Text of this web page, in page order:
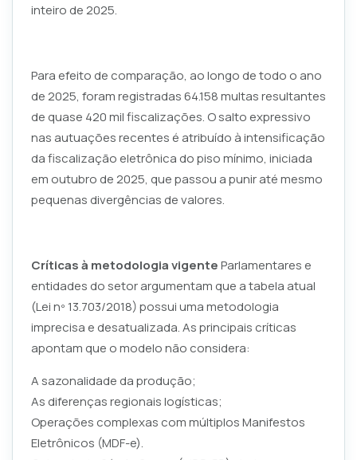
inteiro de 2025.
Para efeito de comparação, ao longo de todo o ano
de 2025, foram registradas 64.158 multas resultantes
de quase 420 mil fiscalizações. O salto expressivo
nas autuações recentes é atribuído à intensificação
da fiscalização eletrônica do piso mínimo, iniciada
em outubro de 2025, que passou a punir até mesmo
pequenas divergências de valores.
Críticas à metodologia vigenteParlamentares e
entidades do setor argumentam que a tabela atual
(Lei nº 13.703/2018) possui uma metodologia
imprecisa e desatualizada. As principais críticas
apontam que o modelo não considera:
A sazonalidade da produção;
As diferenças regionais logísticas;
Operações complexas com múltiplos Manifestos
Eletrônicos (MDF-e).